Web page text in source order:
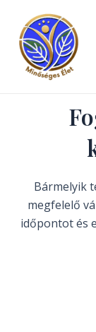
content
Bármelyik
megfelelő
időpontot és